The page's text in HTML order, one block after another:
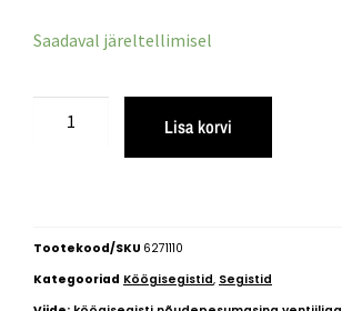
Saadaval järeltellimisel
Lisa korvi
Tootekood/SKU 6271110
Kategooriad Köögisegistid, Segistid